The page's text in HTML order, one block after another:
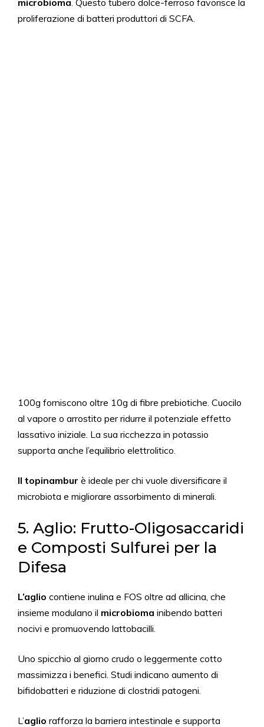
microbioma. Questo tubero dolce-ferroso favorisce la
proliferazione di batteri produttori di SCFA.
100g forniscono oltre 10g di fibre prebiotiche. Cuocilo
al vapore o arrostito per ridurre il potenziale effetto
lassativo iniziale. La sua ricchezza in potassio
supporta anche l’equilibrio elettrolitico.
Il topinambur è ideale per chi vuole diversificare il
microbiota e migliorare assorbimento di minerali.
5. Aglio: Frutto-Oligosaccaridi
e Composti Sulfurei per la
Difesa
L’aglio contiene inulina e FOS oltre ad allicina, che
insieme modulano il microbioma inibendo batteri
nocivi e promuovendo lattobacilli.
Uno spicchio al giorno crudo o leggermente cotto
massimizza i benefici. Studi indicano aumento di
bifidobatteri e riduzione di clostridi patogeni.
L’aglio rafforza la barriera intestinale e supporta